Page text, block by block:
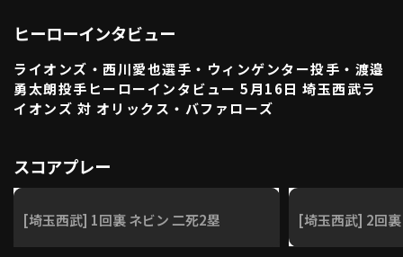
利用規約
運営会社（別ウィンドウで開く） よくある質問
動画を検索（選手・チーム・プレー内容…）
ヒーローインタビュー
ライオンズ・西川愛也選手・ウィンゲンター投手・渡邉
勇太朗投手ヒーローインタビュー 5月16日 埼玉西武ラ
イオンズ 対 オリックス・バファローズ
スコアプレー
[埼玉西武] 1回裏 ネビン 二死2塁 [埼玉西武] 2回